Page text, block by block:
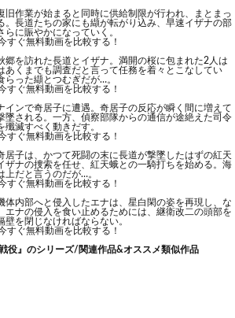
旧作業が始まると同時に供給制限が行われ、まとまっ
。長道たちの家にも纈が転がり込み、早速イザナの部
に賑やかになっていく。
すぐ無料動画を比較する！
郷を訪れた長道とイザナ。満開の桜に包まれた2人は
あくまでも調査だと言って任務を着々とこなしてい
らった纈とつむぎだが…。
すぐ無料動画を比較する！
インで奇居子に遭遇。奇居子の反応が瞬く間に増えて
墜される。一方、偵察部隊からの通信が途絶えた司令
滅すべく動きだす。
すぐ無料動画を比較する！
居子は、かつて死闘の末に長道が撃墜したはずの紅天
ザナの捜索を任せ、紅天蛾との一騎打ちを始める。海
上だと言うのだが…。
すぐ無料動画を比較する！
体内部へと侵入したエナは、星白閑の姿を再現し、な
エナの侵入を食い止めるためには、継衛改二の頭部を
を閉じなければならない。
すぐ無料動画を比較する！
役』のシリーズ/関連作品&オススメ類似作品